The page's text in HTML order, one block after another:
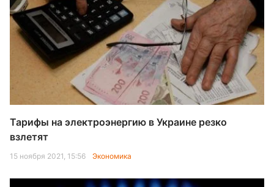
Тарифы на электроэнергию в Украине резко
взлетят
15 ноября 2021, 15:56 Экономика